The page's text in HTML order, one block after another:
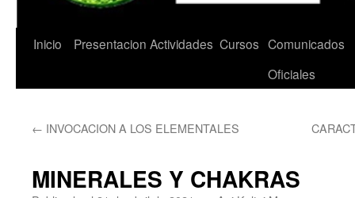
Saltar
Inicio Presentacion Actividades Cursos Comunicados
Oficiales
← INVOCACION A LOS ELEMENTALES
MINERALES Y CHAKRAS